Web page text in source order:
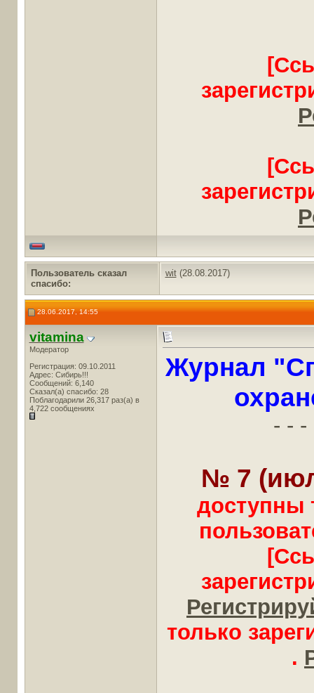
Пользователь сказал
cпасибо:
wit(28.08.2017)
28.06.2017, 14:55
vitamina
Модератор
Регистрация: 09.10.2011
Адрес: Сибирь!!!
Сообщений: 6,140
Сказал(а) спасибо: 28
Поблагодарили 26,317 раз(а) в
4,722 сообщениях
Журнал
- - -
№ 7
доступны
только
.